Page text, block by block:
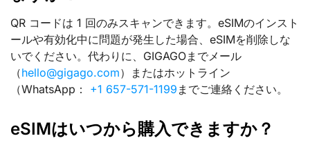
QR コードは 1 回のみスキャンできます。eSIMのインスト
ールや有効化中に問題が発生した場合、eSIMを削除しな
いでください。代わりに、GIGAGOまでメール
（hello@gigago.com）またはホットライン
（WhatsApp： +1 657-571-1199 までご連絡ください。
eSIMはいつから購入できますか？